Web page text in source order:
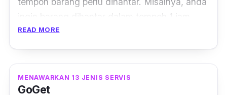
ingin barang dihantar dalam tempoh 1 jam
jadi, anda boleh membuat pilihan ketika
dihantar dalam tempoh 3 jam.
READ MORE
MENAWARKAN 13 JENIS SERVIS
GoGet